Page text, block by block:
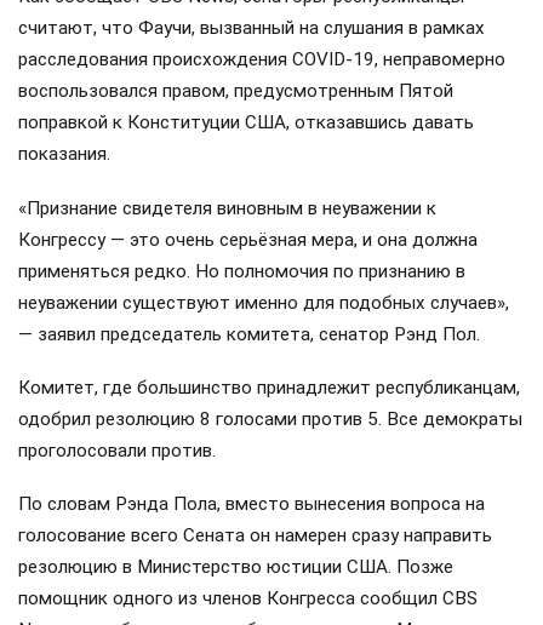
считают, что Фаучи, вызванный на слушания в рамках
расследования происхождения COVID-19, неправомерно
воспользовался правом, предусмотренным Пятой
поправкой к Конституции США, отказавшись давать
показания.
«Признание свидетеля виновным в неуважении к
Конгрессу — это очень серьёзная мера, и она должна
применяться редко. Но полномочия по признанию в
неуважении существуют именно для подобных случаев»,
— заявил председатель комитета, сенатор Рэнд Пол.
Комитет, где большинство принадлежит республиканцам,
одобрил резолюцию 8 голосами против 5. Все демократы
проголосовали против.
По словам Рэнда Пола, вместо вынесения вопроса на
голосование всего Сената он намерен сразу направить
резолюцию в Министерство юстиции США. Позже
помощник одного из членов Конгресса сообщил CBS